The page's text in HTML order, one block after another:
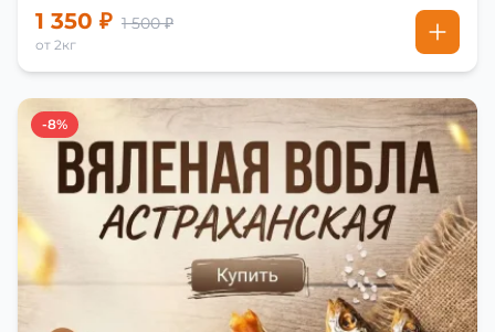
1 350 ₽ 1 500 ₽
от 2кг
-8%